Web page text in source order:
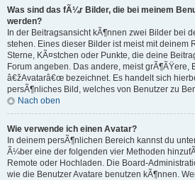
Was sind das fÃ¼r Bilder, die bei meinem
werden?
In der Beitragsansicht kÃ¶nnen zwei Bilder bei
stehen. Eines dieser Bilder ist meist mit deinem
Sterne, KÃ¤stchen oder Punkte, die deine
Forum angeben. Das andere, meist grÃ¶ÃŸere,
â€žAvatarâ€œ bezeichnet. Es handelt sich
persÃ¶nliches Bild, welches von Benutzer zu
Nach oben
Wie verwende ich einen Avatar?
In deinem persÃ¶nlichen Bereich kannst du
Ã¼ber eine der folgenden vier Methoden
Remote oder Hochladen. Die Board-
wie die Benutzer Avatare benutzen kÃ¶nnen.